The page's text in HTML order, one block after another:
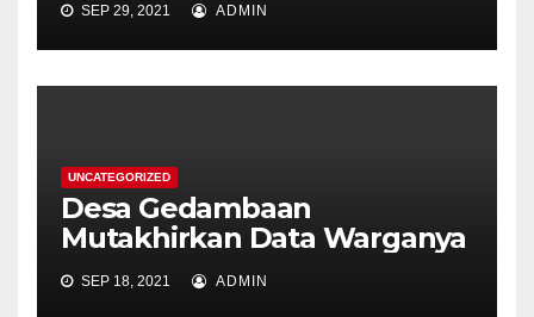
SEP 29, 2021 ADMIN
UNCATEGORIZED
Desa Gedambaan
Mutakhirkan Data Warganya
SEP 18, 2021 ADMIN